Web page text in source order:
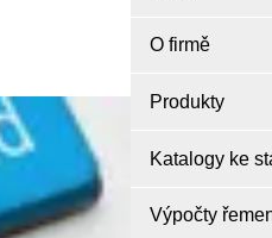
O firmě
Produkty
Katalogy ke
Výpočty